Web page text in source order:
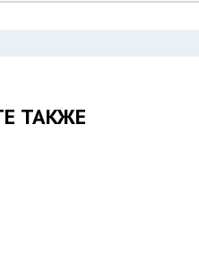
ТАКЖЕ